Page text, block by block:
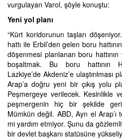
vurgulayan Varol, şöyle konuştu:
Yeni yol planı
“Kürt koridorunun taşları
hattı ile Erbil’den gelen boru
döşenmesi planlanan boru
boşaltmak. Bu boru hattının
Lazkiye’de Akdeniz’e ulaştırılması
Arap’a doğru yeni bir çıkış yolu
Peşmergeye verilecek. Kesinlikle
peşmergenin hiç bir şekilde geri
Mümkün değil. ABD, Ayn el
mi yardım etmiyor. Şunu da
bir devlet başkanı statüsüne